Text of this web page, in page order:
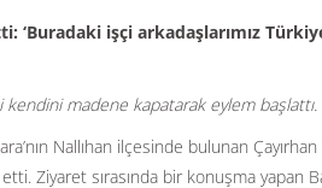
‘Buradaki işçi arkadaşlarımız
kendini madene kapatarak eylem başlattı.
Nallıhan ilçesinde bulunan
Ziyaret sırasında bir konuşma yapan